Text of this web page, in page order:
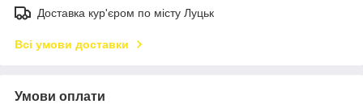
Доставка кур'єром по місту Луцьк
Всі умови доставки
Умови оплати